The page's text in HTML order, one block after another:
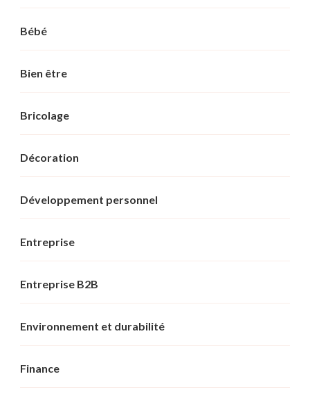
Bébé
Bien être
Bricolage
Décoration
Développement personnel
Entreprise
Entreprise B2B
Environnement et durabilité
Finance